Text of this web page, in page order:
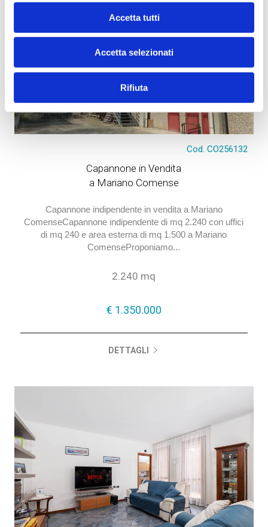
Accetta tutti
Accetta selezionati
Rifiuta
Cod. CO256132
Capannone in Vendita
a Mariano Comense
Capannone indipendente in vendita a Mariano
ComenseCapannone indipendente di mq 2.240 con uffici
di mq 240 e area esterna di mq 1.500 a Mariano
ComenseProponiamo...
2.240 mq
€ 1.350.000
DETTAGLI